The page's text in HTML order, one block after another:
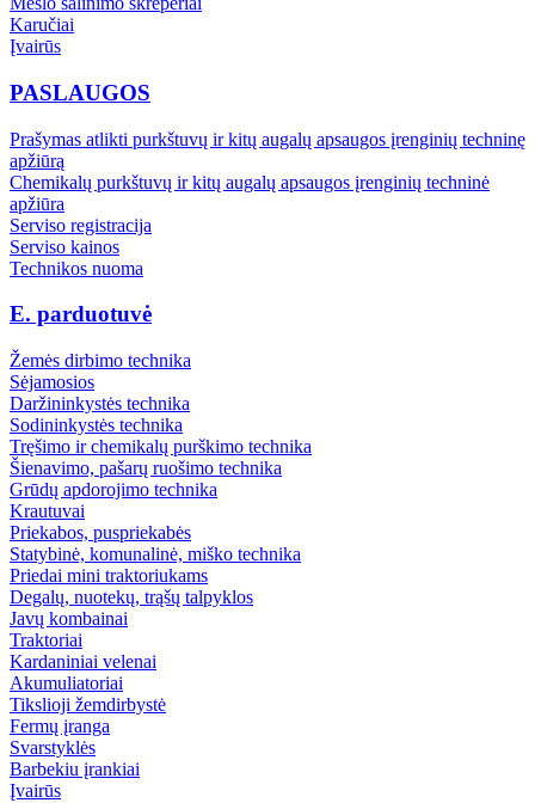
Karučiai
Įvairūs
PASLAUGOS
Prašymas atlikti purkštuvų ir kitų augalų apsaugos įrenginių techninę
apžiūrą
Chemikalų purkštuvų ir kitų augalų apsaugos įrenginių techninė
apžiūra
Serviso registracija
Serviso kainos
Technikos nuoma
E. parduotuvė
Žemės dirbimo technika
Sėjamosios
Daržininkystės technika
Sodininkystės technika
Tręšimo ir chemikalų purškimo technika
Šienavimo, pašarų ruošimo technika
Grūdų apdorojimo technika
Krautuvai
Priekabos, puspriekabės
Statybinė, komunalinė, miško technika
Priedai mini traktoriukams
Degalų, nuotekų, trąšų talpyklos
Javų kombainai
Traktoriai
Kardaniniai velenai
Akumuliatoriai
Tikslioji žemdirbystė
Fermų įranga
Svarstyklės
Barbekiu įrankiai
Įvairūs